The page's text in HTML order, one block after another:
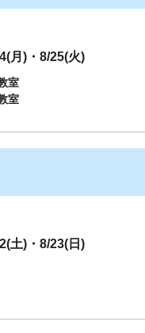
月)・8/25(火)
室
室
土)・8/23(日)